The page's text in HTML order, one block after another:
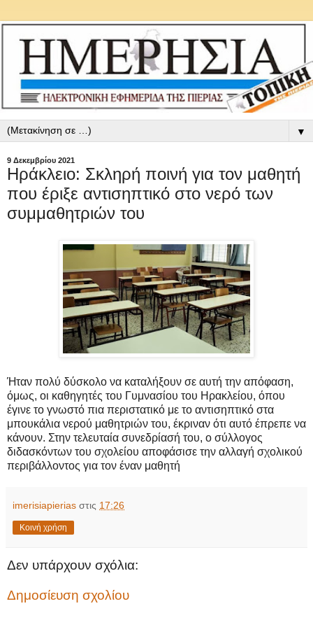
▼
9 Δεκεμβρίου 2021
Ηράκλειο: Σκληρή ποινή για τον μαθητή
που έριξε αντισηπτικό στο νερό των
συμμαθητριών του
Ήταν πολύ δύσκολο να καταλήξουν σε αυτή την απόφαση,
όμως, οι καθηγητές του Γυμνασίου του Ηρακλείου, όπου
έγινε το γνωστό πια περιστατικό με το αντισηπτικό στα
μπουκάλια νερού μαθητριών του, έκριναν ότι αυτό έπρεπε να
κάνουν. Στην τελευταία συνεδρίασή του, ο σύλλογος
διδασκόντων του σχολείου αποφάσισε την αλλαγή σχολικού
περιβάλλοντος για τον έναν μαθητή
imerisiapierias στις 17:26
Κοινή χρήση
Δεν υπάρχουν σχόλια:
Δημοσίευση σχολίου